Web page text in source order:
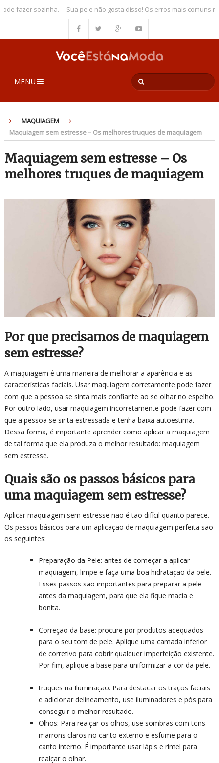
fazer sozinha. Sua pele não gosta disso! Os erros mais comuns no
MENU
MAQUIAGEM
Maquiagem sem estresse – Os melhores truques de maquiagem
Maquiagem sem estresse – Os
melhores truques de maquiagem
Por que precisamos de maquiagem
sem estresse?
A maquiagem é uma maneira de melhorar a aparência e as
características faciais. Usar maquiagem corretamente pode fazer
com que a pessoa se sinta mais confiante ao se olhar no espelho.
Por outro lado, usar maquiagem incorretamente pode fazer com
que a pessoa se sinta estressada e tenha baixa autoestima.
Dessa forma, é importante aprender como aplicar a maquiagem
de tal forma que ela produza o melhor resultado: maquiagem
sem estresse.
Quais são os passos básicos para
uma maquiagem sem estresse?
Aplicar maquiagem sem estresse não é tão difícil quanto parece.
Os passos básicos para um aplicação de maquiagem perfeita são
os seguintes:
Preparação da Pele: antes de começar a aplicar
maquiagem, limpe e faça uma boa hidratação da pele.
Esses passos são importantes para preparar a pele
antes da maquiagem, para que ela fique macia e
bonita.
Correção da base: procure por produtos adequados
para o seu tom de pele. Aplique uma camada inferior
de corretivo para cobrir qualquer imperfeição existente.
Por fim, aplique a base para uniformizar a cor da pele.
truques na Iluminação: Para destacar os traços faciais
e adicionar delineamento, use iluminadores e pós para
conseguir o melhor resultado.
Olhos: Para realçar os olhos, use sombras com tons
marrons claros no canto externo e esfume para o
canto interno. É importante usar lápis e rímel para
realçar o olhar.